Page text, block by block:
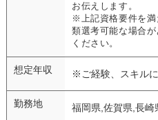
お伝えします。
※上記資格要件を満
類選考可能な場合
ください。
想定年収 ※ご経験、スキル
勤務地
福岡県,佐賀県,長崎